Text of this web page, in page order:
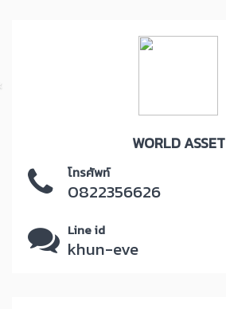
WORLD ASSET
โทรศัพท์
0822356626
Line id
khun-eve